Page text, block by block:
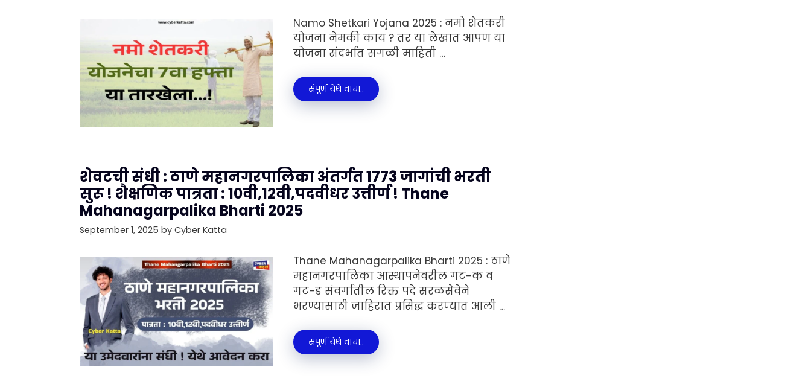
Namo Shetkari Yojana 2025 : नमो शेतकरी
योजना नेमकी काय ? तर या लेखात आपण या
योजना संदर्भात सगळी माहिती …
संपूर्ण येथे वाचा..
शेवटची संधी : ठाणे महानगरपालिका अंतर्गत 1773 जागांची भरती
सुरू ! शैक्षणिक पात्रता : 10वी,12वी,पदवीधर उत्तीर्ण ! Thane
Mahanagarpalika Bharti 2025
September 1, 2025 by Cyber Katta
Thane Mahanagarpalika Bharti 2025 : ठाणे
महानगरपालिका आस्थापनेवरील गट-क व
गट-ड संवर्गातील रिक्त पदे सरळसेवेने
भरण्यासाठी जाहिरात प्रसिद्ध करण्यात आली …
संपूर्ण येथे वाचा..